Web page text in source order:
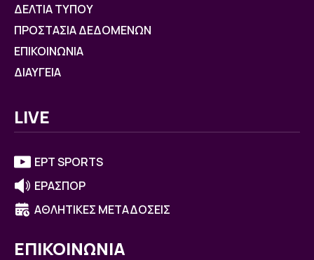
ΔΕΛΤΙΑ ΤΥΠΟΥ
ΠΡΟΣΤΑΣΙΑ ΔΕΔΟΜΕΝΩΝ
ΕΠΙΚΟΙΝΩΝΙΑ
ΔΙΑΥΓΕΙΑ
LIVE
ΕΡΤ SPORTS
ΕΡΑΣΠΟΡ
ΑΘΛΗΤΙΚΕΣ ΜΕΤΑΔΟΣΕΙΣ
ΕΠΙΚΟΙΝΩΝΙΑ